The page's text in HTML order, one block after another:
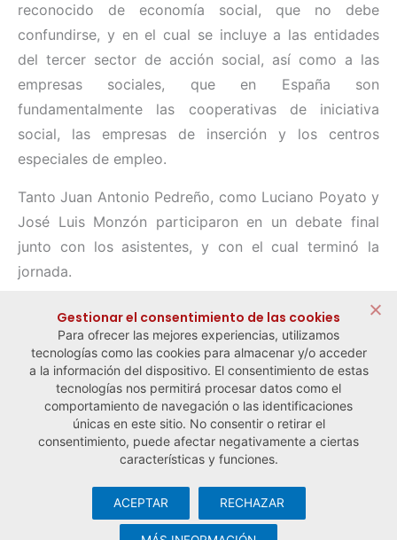
reconocido de economía social, que no debe
confundirse, y en el cual se incluye a las entidades
del tercer sector de acción social, así como a las
empresas sociales, que en España son
fundamentalmente las cooperativas de iniciativa
social, las empresas de inserción y los centros
especiales de empleo.
Tanto Juan Antonio Pedreño, como Luciano Poyato y
José Luis Monzón participaron en un debate final
junto con los asistentes, y con el cual terminó la
jornada.
← Noticia anterior Noticia siguiente →
© Observatorio Español de la Economía Social y del Trabajo
Aviso legal y política de privacidad
Gestionar el consentimiento de las cookies
Para ofrecer las mejores experiencias, utilizamos
tecnologías como las cookies para almacenar y/o acceder
a la información del dispositivo. El consentimiento de estas
tecnologías nos permitirá procesar datos como el
comportamiento de navegación o las identificaciones
únicas en este sitio. No consentir o retirar el
consentimiento, puede afectar negativamente a ciertas
características y funciones.
ACEPTAR RECHAZAR